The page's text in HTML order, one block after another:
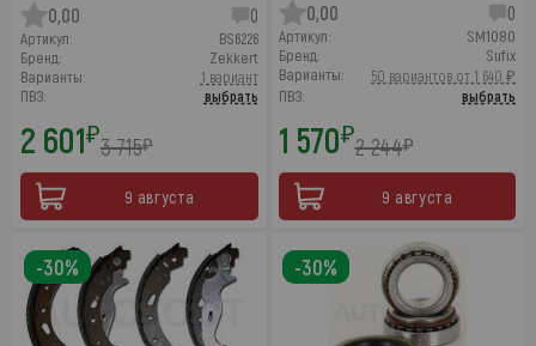
0,00
0
Артикул:
BS6226
Бренд:
Zekkert
Варианты:
1 вариант
ПВЗ:
выбрать
2 601₽3 715₽
9 августа
0,00
0
Артикул:
SM1080
Бренд:
Sufix
Варианты:
50 вариантов от 1 640 ₽
ПВЗ:
выбрать
1 570₽2 244₽
9 августа
-30% -30%